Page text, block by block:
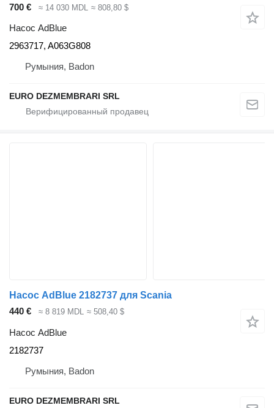
700 €
≈ 14 030 MDL ≈ 808,80 $
Насос AdBlue
2963717, A063G808
Румыния, Badon
EURO DEZMEMBRARI SRL
Насос AdBlue 2182737 для Scania
440 €
≈ 8 819 MDL ≈ 508,40 $
Насос AdBlue
2182737
Румыния, Badon
EURO DEZMEMBRARI SRL